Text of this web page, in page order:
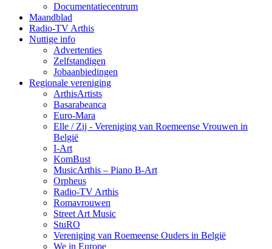
Documentatiecentrum
Maandblad
Radio-TV Arthis
Nuttige info
Advertenties
Zelfstandigen
Jobaanbiedingen
Regionale vereniging
ArthisArtists
Basarabeanca
Euro-Mara
Elle / Zij - Vereniging van Roemeense Vrouwen in
België
I-Art
KomBust
MusicArthis – Piano B-Art
Orpheus
Radio-TV Arthis
Romavrouwen
Street Art Music
StuRO
Vereniging van Roemeense Ouders in België
We in Europe